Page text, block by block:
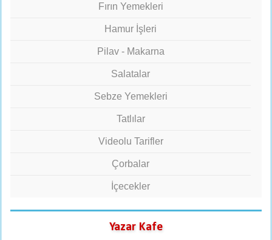
Fırın Yemekleri
Hamur İşleri
Pilav - Makarna
Salatalar
Sebze Yemekleri
Tatlılar
Videolu Tarifler
Çorbalar
İçecekler
Yazar Kafe